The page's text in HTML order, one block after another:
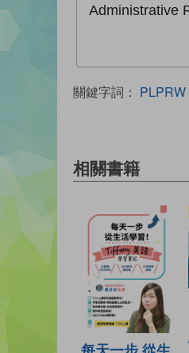
Administrative
關鍵字詞： PLPRW
相關書籍